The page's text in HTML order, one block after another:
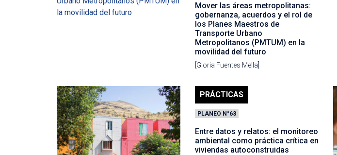
Mover las áreas metropolitanas:
gobernanza, acuerdos y el rol de
los Planes Maestros de
Transporte Urbano
Metropolitanos (PMTUM) en la
movilidad del futuro
[Gloria Fuentes Mella]
PRÁCTICAS
PLANEO N°63
Entre datos y relatos: el monitoreo
ambiental como práctica crítica en
viviendas autoconstruidas